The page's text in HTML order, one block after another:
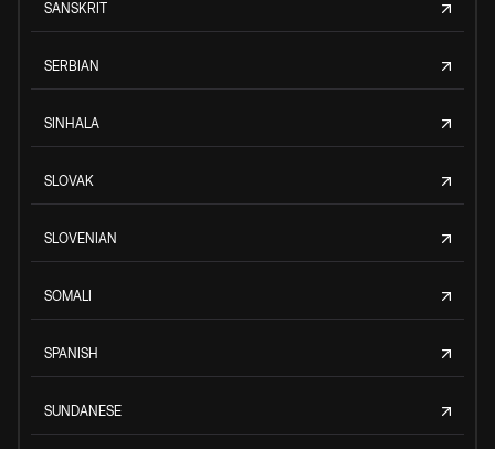
SANSKRIT
SERBIAN
SINHALA
SLOVAK
SLOVENIAN
SOMALI
SPANISH
SUNDANESE